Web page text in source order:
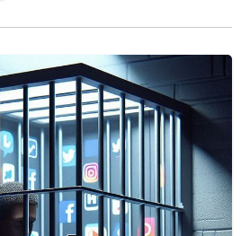
praksi koje se
kao pomoć.